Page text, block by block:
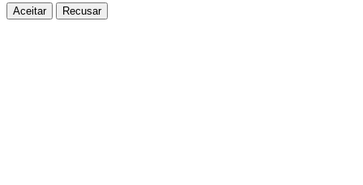
Aceitar Recusar